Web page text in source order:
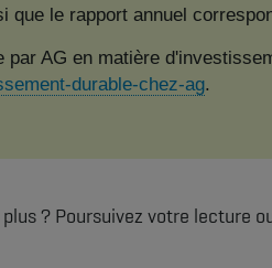
que le rapport annuel
AG en matière
durable-chez-ag​.
? Poursuivez votre lecture